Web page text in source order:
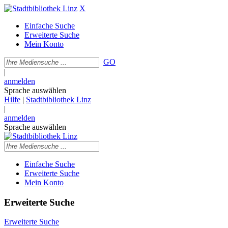
X
Einfache Suche
Erweiterte Suche
Mein Konto
GO
|
anmelden
Sprache auswählen
Hilfe | Stadtbibliothek Linz
|
anmelden
Sprache auswählen
Einfache Suche
Erweiterte Suche
Mein Konto
Erweiterte Suche
Erweiterte Suche